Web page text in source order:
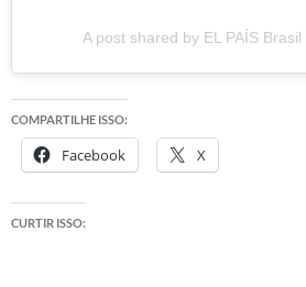
A post shared by EL PAÍS
COMPARTILHE ISSO:
Facebook X
CURTIR ISSO: